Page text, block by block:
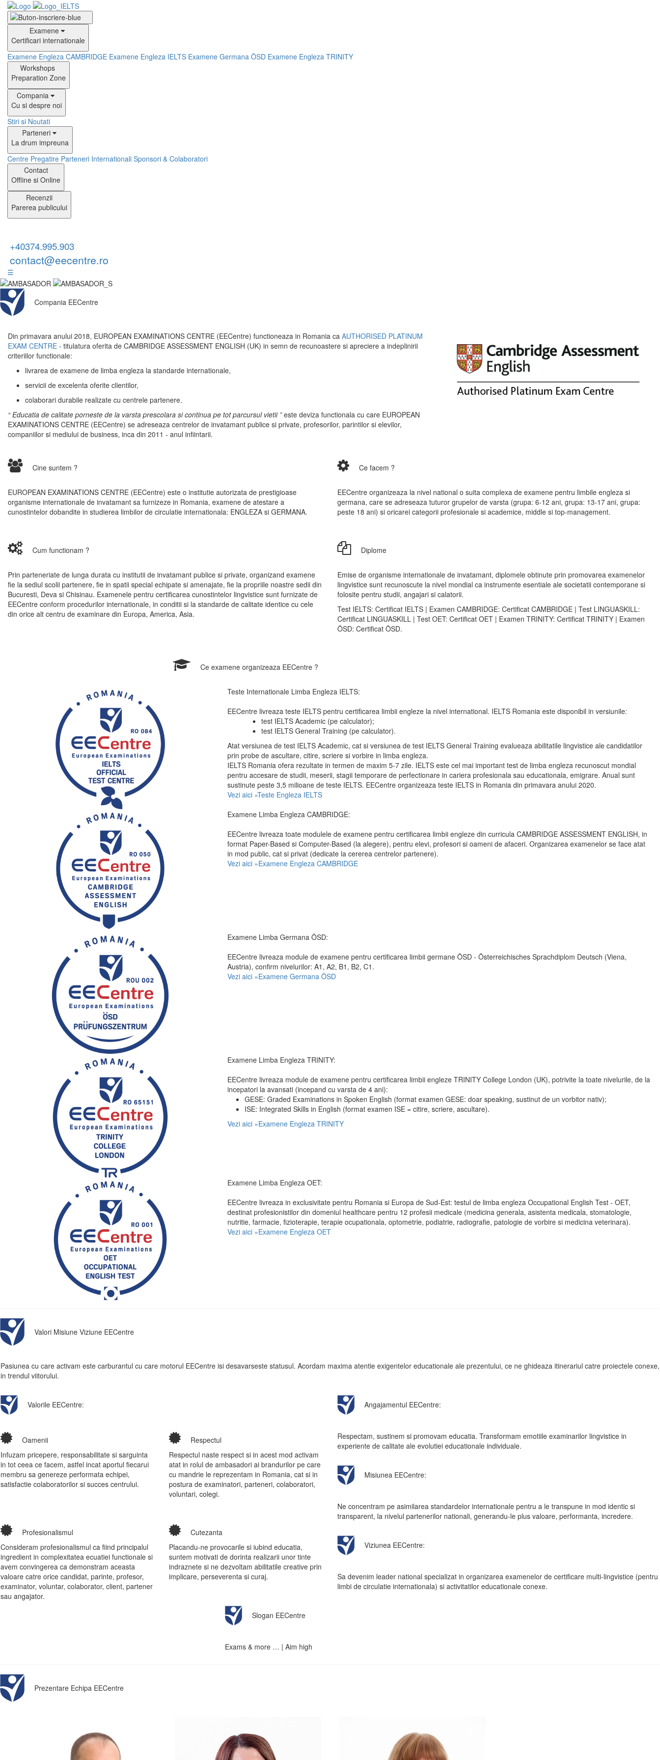
Examene
Certificari internationale
Examene Engleza CAMBRIDGE Examene Engleza IELTS Examene Germana ÖSD Examene Engleza TRINITY
Workshops
Preparation Zone
Compania
Cu si despre noi
Stiri si Noutati
Parteneri
La drum impreuna
Centre Pregatire Parteneri Internationali Sponsori & Colaboratori
Contact
Offline si Online
Recenzii
Parerea publicului
+40374.995.903
contact@eecentre.ro
☰
Compania EECentre
Din primavara anului 2018, EUROPEAN EXAMINATIONS CENTRE (EECentre) functioneaza in Romania ca AUTHORISED PLATINUM
EXAM CENTRE - titulatura oferita de CAMBRIDGE ASSESSMENT ENGLISH (UK) in semn de recunoastere si apreciere a indeplinirii
criteriilor functionale:
livrarea de examene de limba engleza la standarde internationale,
servicii de excelenta oferite clientilor,
colaborari durabile realizate cu centrele partenere.
“ Educatia de calitate porneste de la varsta prescolara si continua pe tot parcursul vietii ” este deviza functionala cu care EUROPEAN
EXAMINATIONS CENTRE (EECentre) se adreseaza centrelor de invatamant publice si private, profesorilor, parintilor si elevilor,
companiilor si mediului de business, inca din 2011 - anul infiintarii.
Cine suntem ?
EUROPEAN EXAMINATIONS CENTRE (EECentre) este o institutie autorizata de prestigioase
organisme internationale de invatamant sa furnizeze in Romania, examene de atestare a
cunostintelor dobandite in studierea limbilor de circulatie internationala: ENGLEZA si GERMANA.
Ce facem ?
EECentre organizeaza la nivel national o suita complexa de examene pentru limbile engleza si
germana, care se adreseaza tuturor grupelor de varsta (grupa: 6-12 ani, grupa: 13-17 ani, grupa:
peste 18 ani) si oricarei categorii profesionale si academice, middle si top-management.
Cum functionam ?
Prin parteneriate de lunga durata cu institutii de invatamant publice si private, organizand examene
fie la sediul scolii partenere, fie in spatii special echipate si amenajate, fie la propriile noastre sedii din
Bucuresti, Deva si Chisinau. Examenele pentru certificarea cunostintelor lingvistice sunt furnizate de
EECentre conform procedurilor internationale, in conditii si la standarde de calitate identice cu cele
din orice alt centru de examinare din Europa, America, Asia.
Diplome
Emise de organisme internationale de invatamant, diplomele obtinute prin promovarea examenelor
lingvistice sunt recunoscute la nivel mondial ca instrumente esentiale ale societatii contemporane si
folosite pentru studii, angajari si calatorii.
Test IELTS: Certificat IELTS | Examen CAMBRIDGE: Certificat CAMBRIDGE | Test LINGUASKILL:
Certificat LINGUASKILL | Test OET: Certificat OET | Examen TRINITY: Certificat TRINITY | Examen
ÖSD: Certificat ÖSD.
Ce examene organizeaza EECentre ?
Teste Internationale Limba Engleza IELTS:
EECentre livreaza teste IELTS pentru certificarea limbii engleze la nivel international. IELTS Romania este disponibil in versiunile:
test IELTS Academic (pe calculator);
test IELTS General Training (pe calculator).
Atat versiunea de test IELTS Academic, cat si versiunea de test IELTS General Training evalueaza abilitatile lingvistice ale candidatilor
prin probe de ascultare, citire, scriere si vorbire in limba engleza.
IELTS Romania ofera rezultate in termen de maxim 5-7 zile. IELTS este cel mai important test de limba engleza recunoscut mondial
pentru accesare de studii, meserii, stagii temporare de perfectionare in cariera profesionala sau educationala, emigrare. Anual sunt
sustinute peste 3,5 milioane de teste IELTS. EECentre organizeaza teste IELTS in Romania din primavara anului 2020.
Vezi aici »Teste Engleza IELTS
Examene Limba Engleza CAMBRIDGE:
EECentre livreaza toate modulele de examene pentru certificarea limbii engleze din curricula CAMBRIDGE ASSESSMENT ENGLISH, in
format Paper-Based si Computer-Based (la alegere), pentru elevi, profesori si oameni de afaceri. Organizarea examenelor se face atat
in mod public, cat si privat (dedicate la cererea centrelor partenere).
Vezi aici »Examene Engleza CAMBRIDGE
Examene Limba Germana ÖSD:
EECentre livreaza module de examene pentru certificarea limbii germane ÖSD - Österreichisches Sprachdiplom Deutsch (Viena,
Austria), confirm nivelurilor: A1, A2, B1, B2, C1.
Vezi aici »Examene Germana ÖSD
Examene Limba Engleza TRINITY:
EECentre livreaza module de examene pentru certificarea limbii engleze TRINITY College London (UK), potrivite la toate nivelurile, de la
incepatori la avansati (incepand cu varsta de 4 ani):
GESE: Graded Examinations in Spoken English (format examen GESE: doar speaking, sustinut de un vorbitor nativ);
ISE: Integrated Skills in English (format examen ISE = citire, scriere, ascultare).
Vezi aici »Examene Engleza TRINITY
Examene Limba Engleza OET:
EECentre livreaza in exclusivitate pentru Romania si Europa de Sud-Est: testul de limba engleza Occupational English Test - OET,
destinat profesionistilor din domeniul healthcare pentru 12 profesii medicale (medicina generala, asistenta medicala, stomatologie,
nutritie, farmacie, fizioterapie, terapie ocupationala, optometrie, podiatrie, radiografie, patologie de vorbire si medicina veterinara).
Vezi aici »Examene Engleza OET
Valori Misiune Viziune EECentre
Pasiunea cu care activam este carburantul cu care motorul EECentre isi desavarseste statusul. Acordam maxima atentie exigentelor educationale ale prezentului, ce ne ghideaza itinerariul catre proiectele conexe,
in trendul viitorului.
Valorile EECentre:
Oamenii
Infuzam pricepere, responsabilitate si sarguinta
in tot ceea ce facem, astfel incat aportul fiecarui
membru sa genereze performata echipei,
satisfactie colaboratorilor si succes centrului.
Respectul
Respectul naste respect si in acest mod activam
atat in rolul de ambasadori ai brandurilor pe care
cu mandrie le reprezentam in Romania, cat si in
postura de examinatori, parteneri, colaboratori,
voluntari, colegi.
Profesionalismul
Consideram profesionalismul ca fiind principalul
ingredient in complexitatea ecuatiei functionale si
avem convingerea ca demonstram aceasta
valoare catre orice candidat, parinte, profesor,
examinator, voluntar, colaborator, client, partener
sau angajator.
Cutezanta
Placandu-ne provocarile si iubind educatia,
suntem motivati de dorinta realizarii unor tinte
indraznete si ne dezvoltam abilitatile creative prin
implicare, perseverenta si curaj.
Angajamentul EECentre:
Respectam, sustinem si promovam educatia. Transformam emotiile examinarilor lingvistice in
experiente de calitate ale evolutiei educationale individuale.
Misiunea EECentre:
Ne concentram pe asimilarea standardelor internationale pentru a le transpune in mod identic si
transparent, la nivelul partenerilor nationali, generandu-le plus valoare, performanta, incredere.
Viziunea EECentre:
Sa devenim leader national specializat in organizarea examenelor de certificare multi-lingvistice (pentru
limbi de circulatie internationala) si activitatilor educationale conexe.
Slogan EECentre
Exams & more … | Aim high
Prezentare Echipa EECentre